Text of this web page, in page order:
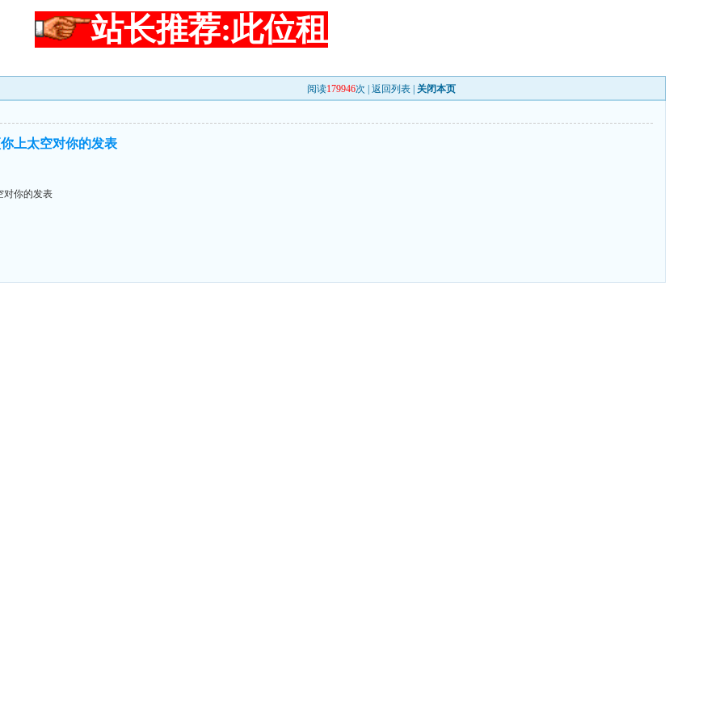
站长推荐:此位租
阅读179946次 | 返回列表 关闭本页
上太空对你的发表
对你的发表